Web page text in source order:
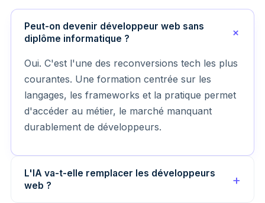
Peut-on devenir développeur web sans
diplôme informatique ?
Oui. C'est l'une des reconversions tech les plus
courantes. Une formation centrée sur les
langages, les frameworks et la pratique permet
d'accéder au métier, le marché manquant
durablement de développeurs.
L'IA va-t-elle remplacer les développeurs
web ?